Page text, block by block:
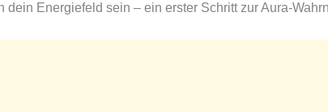
dein Energiefeld sein – ein erster Schritt zur Aura-